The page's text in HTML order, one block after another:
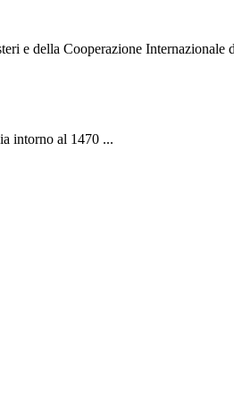
e della Cooperazione
intorno al 1470 ...